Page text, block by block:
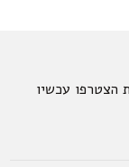
הצטרפו עכשיו